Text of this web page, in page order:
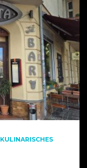
KULINARISCHES